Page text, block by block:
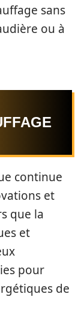
sans
ou à
continue
et
que la
et
pour
de